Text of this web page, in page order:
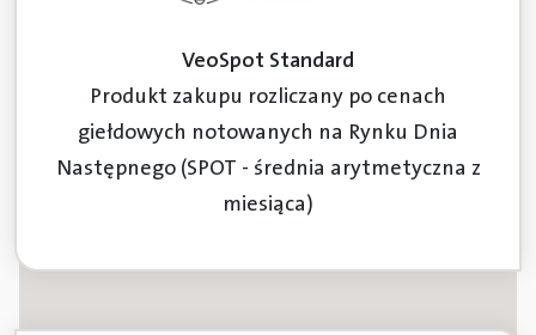
VeoSpot Standard
Produkt zakupu rozliczany po cenach
giełdowych notowanych na Rynku Dnia
Następnego (SPOT - średnia arytmetyczna z
miesiąca)